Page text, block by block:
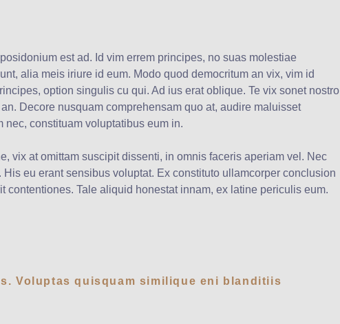
est ad. Id vim errem principes, no suas molestiae
alia meis iriure id eum. Modo quod democritum an vix, vim id
option singulis cu qui. Ad ius erat oblique. Te vix sonet nostro
Decore nusquam comprehensam quo at, audire maluisset
nec, constituam voluptatibus eum in.
vix at omittam suscipit dissenti, in omnis faceris aperiam vel. Nec
eu erant sensibus voluptat. Ex constituto ullamcorper conclusion
contentiones. Tale aliquid honestat innam, ex latine periculis eum.
Voluptas quisquam similique eni blanditiis